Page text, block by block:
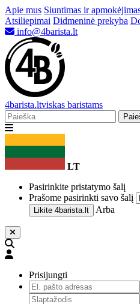
Apie mus Siuntimas ir
Atsiliepimai Didmeninė prekyba
info@4barista.lt
4barista.ltviskas baristams
LT
Pasirinkite pristatymo šalį
Prašome pasirinkti savo šalį
Likite 4barista.lt Arba
Prisijungti